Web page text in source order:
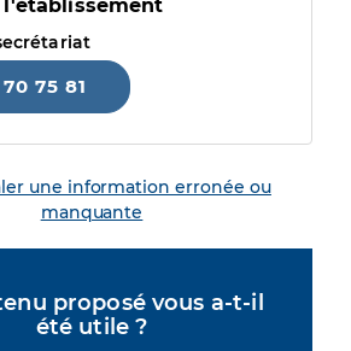
75 81
une information erronée ou
manquante
proposé vous a-t-il
été utile ?